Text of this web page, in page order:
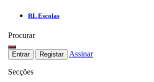
RL Escolas
Procurar
Entrar Registar Assinar
Secções